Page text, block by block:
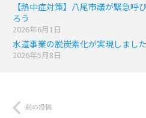
【熱中症対策】八尾市議が緊急
ろう
2026年6月1日
水道事業の脱炭素化が実現しまし
2026年5月8日
前の投稿